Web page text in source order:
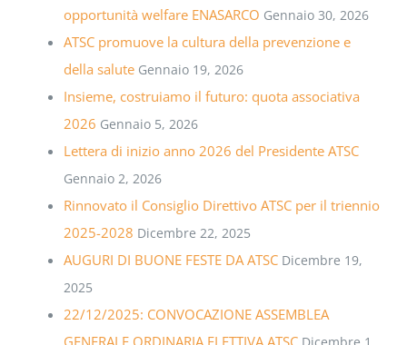
opportunità welfare ENASARCO Gennaio 30, 2026
ATSC promuove la cultura della prevenzione e
della salute Gennaio 19, 2026
Insieme, costruiamo il futuro: quota associativa
2026 Gennaio 5, 2026
Lettera di inizio anno 2026 del Presidente ATSC
Gennaio 2, 2026
Rinnovato il Consiglio Direttivo ATSC per il triennio
2025-2028 Dicembre 22, 2025
AUGURI DI BUONE FESTE DA ATSC Dicembre 19,
2025
22/12/2025: CONVOCAZIONE ASSEMBLEA
GENERALE ORDINARIA ELETTIVA ATSC Dicembre 1,